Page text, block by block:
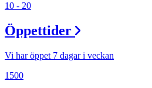
10 - 20
Öppettider
Vi har öppet 7 dagar i veckan
1500